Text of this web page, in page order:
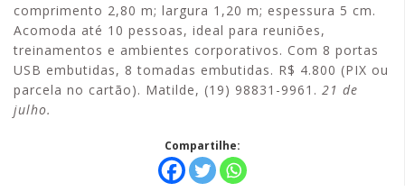
comprimento 2,80 m; largura 1,20 m; espessura 5 cm.
Acomoda até 10 pessoas, ideal para reuniões,
treinamentos e ambientes corporativos. Com 8 portas
USB embutidas, 8 tomadas embutidas. R$ 4.800 (PIX ou
parcela no cartão). Matilde, (19) 98831-9961. 21 de
julho.
Compartilhe: